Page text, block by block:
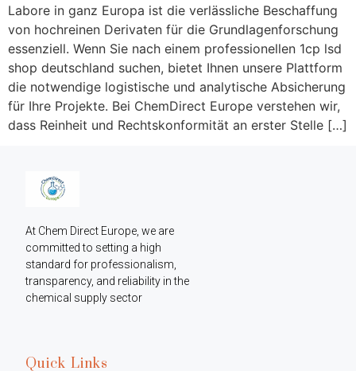
Labore in ganz Europa ist die verlässliche Beschaffung
von hochreinen Derivaten für die Grundlagenforschung
essenziell. Wenn Sie nach einem professionellen 1cp lsd
shop deutschland suchen, bietet Ihnen unsere Plattform
die notwendige logistische und analytische Absicherung
für Ihre Projekte. Bei ChemDirect Europe verstehen wir,
dass Reinheit und Rechtskonformität an erster Stelle […]
At Chem Direct Europe, we are
committed to setting a high
standard for professionalism,
transparency, and reliability in the
chemical supply sector
Quick Links